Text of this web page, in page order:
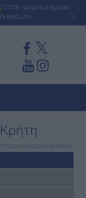
20:28 - Διάρκεια ημέρας:
IN ENGLISH N
| ENGLISH VERSION